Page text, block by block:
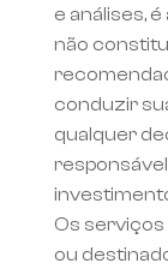
e análises,
não
conduzir
qualquer
Os serviços
ou